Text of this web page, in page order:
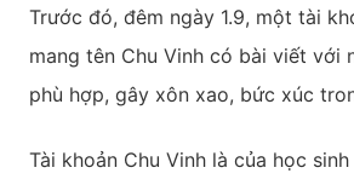
Trước đó, đêm ngày 1.9, một tài
mang tên Chu Vinh có bài viết với
phù hợp, gây xôn xao, bức xúc
Tài khoản Chu Vinh là của học